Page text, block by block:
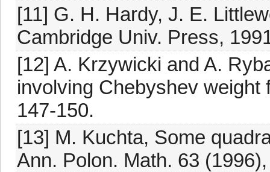
[11] G. H. Hardy, J. E.
Cambridge Univ. Press,
[12] A. Krzywicki and A.
involving Chebyshev weight
147-150.
[13] M. Kuchta, Some
Ann. Polon. Math. 63